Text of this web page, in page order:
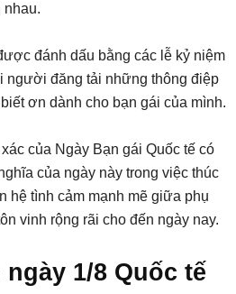
nhau.
đánh dấu bằng các lễ kỷ niệm
người đăng tải những thông điệp
ơn dành cho bạn gái của mình.
của Ngày Bạn gái Quốc tế có
của ngày này trong việc thúc
hệ tình cảm mạnh mẽ giữa phụ
vinh rộng rãi cho đến ngày nay.
1/8 Quốc tế